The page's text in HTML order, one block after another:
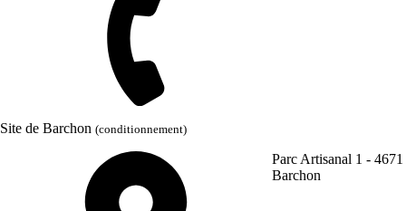
Site de Barchon (conditionnement)
Parc Artisanal 1 - 4671
Barchon